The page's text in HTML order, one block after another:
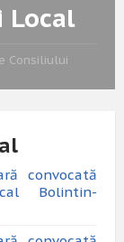
Local
Consiliului
convocată
Bolintin-